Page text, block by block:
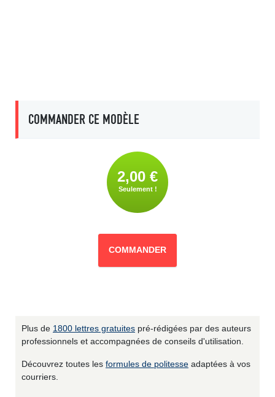
COMMANDER CE MODÈLE
2,00 €
Seulement !
COMMANDER
Plus de 1800 lettres gratuites pré-rédigées par des auteurs
professionnels et accompagnées de conseils d'utilisation.
Découvrez toutes les formules de politesse adaptées à vos
courriers.